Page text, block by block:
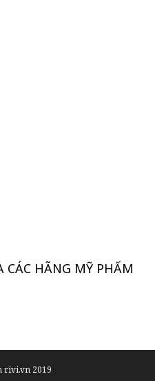
CÁC HÃNG MỸ PHẨM
rivi.vn 2019